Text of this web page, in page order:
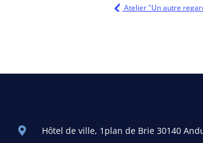
Atelier "Un autre
Hôtel de ville, 1plan de Brie 30140